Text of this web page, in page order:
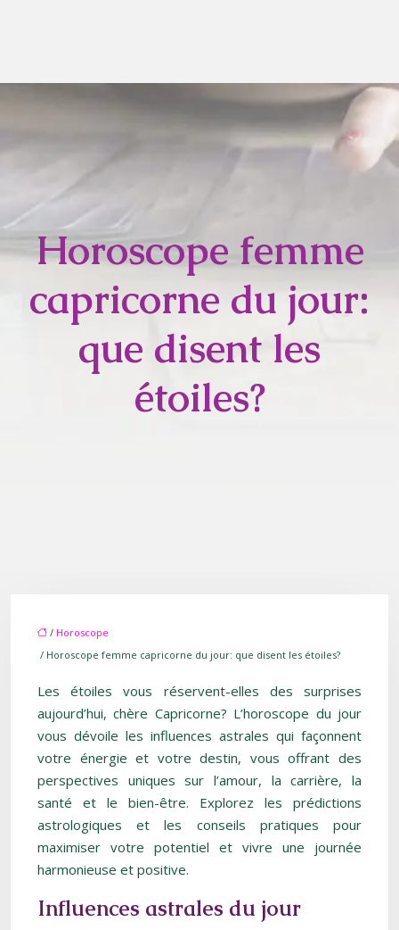
Horoscope femme
capricorne du jour:
que disent les
étoiles?
/ Horoscope
/ Horoscope femme capricorne du jour: que disent les étoiles?
Les étoiles vous réservent-elles des surprises
aujourd’hui, chère Capricorne? L’horoscope du jour
vous dévoile les influences astrales qui façonnent
votre énergie et votre destin, vous offrant des
perspectives uniques sur l’amour, la carrière, la
santé et le bien-être. Explorez les prédictions
astrologiques et les conseils pratiques pour
maximiser votre potentiel et vivre une journée
harmonieuse et positive.
Influences astrales du jour